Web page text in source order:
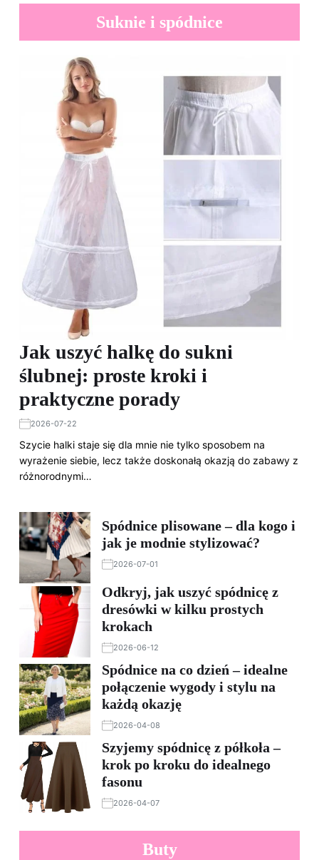
Suknie i spódnice
Jak uszyć halkę do sukni
ślubnej: proste kroki i
praktyczne porady
2026-07-22
Szycie halki staje się dla mnie nie tylko sposobem na
wyrażenie siebie, lecz także doskonałą okazją do zabawy z
różnorodnymi…
Spódnice plisowane – dla kogo i
jak je modnie stylizować?
2026-07-01
Odkryj, jak uszyć spódnicę z
dresówki w kilku prostych
krokach
2026-06-12
Spódnice na co dzień – idealne
połączenie wygody i stylu na
każdą okazję
2026-04-08
Szyjemy spódnicę z półkoła –
krok po kroku do idealnego
fasonu
2026-04-07
Buty